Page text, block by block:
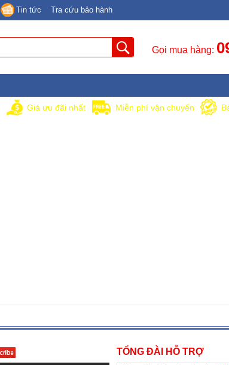
Tin tức Tra cứu bảo hành
Gọi mua hàng:
Giá ưu đãi nhất Miễn phí vận chuyển
TỔNG ĐÀI HỖ TRỢ